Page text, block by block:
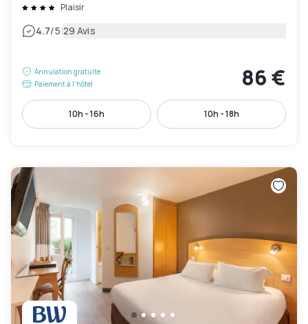
Plaisir
4.7/5|29 Avis
Annulation gratuite
Paiement à l'hôtel
86 €
10h - 16h 10h - 18h